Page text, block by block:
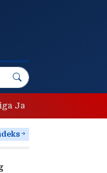
Narkoba, Empat